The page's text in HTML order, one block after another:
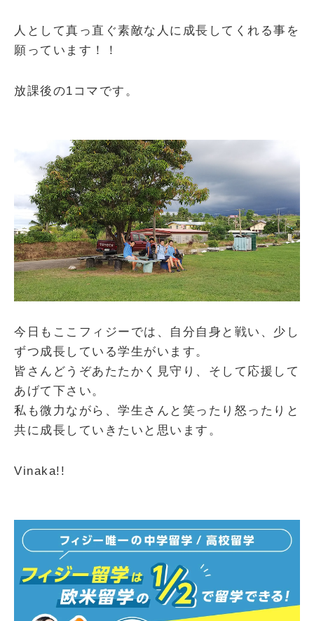
人として真っ直ぐ素敵な人に成長してくれる事を
願っています！！
放課後の1コマです。
今日もここフィジーでは、自分自身と戦い、少し
ずつ成長している学生がいます。
皆さんどうぞあたたかく見守り、そして応援して
あげて下さい。
私も微力ながら、学生さんと笑ったり怒ったりと
共に成長していきたいと思います。
Vinaka!!